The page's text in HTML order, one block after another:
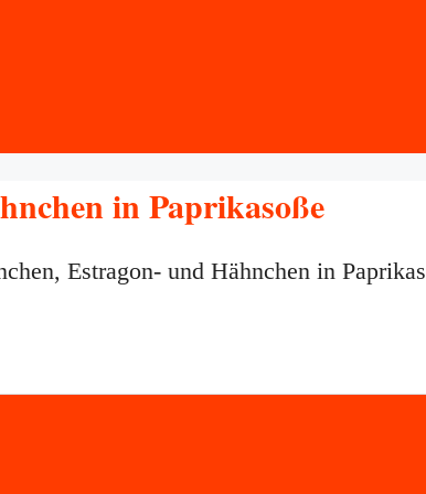
in Paprikasoße
Estragon- und Hähnchen in